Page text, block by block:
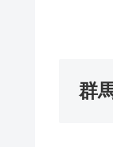
群